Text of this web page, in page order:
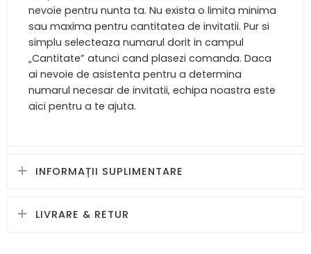
nevoie pentru nunta ta. Nu exista o limita minima
sau maxima pentru cantitatea de invitatii. Pur si
simplu selecteaza numarul dorit in campul
„Cantitate” atunci cand plasezi comanda. Daca
ai nevoie de asistenta pentru a determina
numarul necesar de invitatii, echipa noastra este
aici pentru a te ajuta.
INFORMAȚII SUPLIMENTARE
LIVRARE & RETUR